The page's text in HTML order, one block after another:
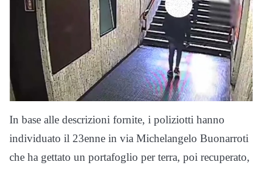
In base alle descrizioni fornite, i poliziotti hanno
individuato il 23enne in via Michelangelo Buonarroti
che ha gettato un portafoglio per terra, poi recuperato,